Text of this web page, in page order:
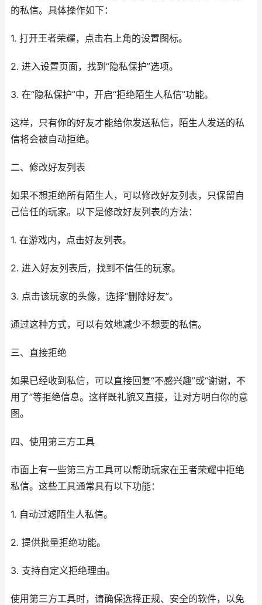
的私信。具体操作如下：
1. 打开王者荣耀，点击右上角的设置图标。
2. 进入设置页面，找到“隐私保护”选项。
3. 在“隐私保护”中，开启“拒绝陌生人私信”功能。
这样，只有你的好友才能给你发送私信，陌生人发送的私
信将会被自动拒绝。
二、修改好友列表
如果不想拒绝所有陌生人，可以修改好友列表，只保留自
己信任的玩家。以下是修改好友列表的方法：
1. 在游戏内，点击好友列表。
2. 进入好友列表后，找到不信任的玩家。
3. 点击该玩家的头像，选择“删除好友”。
通过这种方式，可以有效地减少不想要的私信。
三、直接拒绝
如果已经收到私信，可以直接回复“不感兴趣”或“谢谢，不
用了”等拒绝信息。这样既礼貌又直接，让对方明白你的意
图。
四、使用第三方工具
市面上有一些第三方工具可以帮助玩家在王者荣耀中拒绝
私信。这些工具通常具有以下功能：
1. 自动过滤陌生人私信。
2. 提供批量拒绝功能。
3. 支持自定义拒绝理由。
使用第三方工具时，请确保选择正规、安全的软件，以免